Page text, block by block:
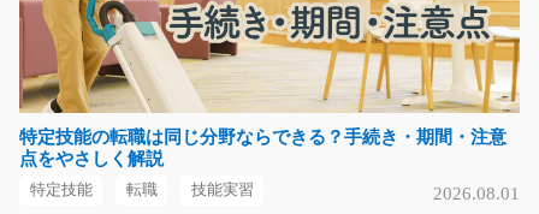
気になる
シール貼りとカタログの仕分け/g05_00080
スタッフさん大募集☆シール貼りやカタログの仕分けを
特定技能の転職は同じ分野ならできる？手続き・期間・注意
点をやさしく解説
特定技能 転職 技能実習 2026.08.01